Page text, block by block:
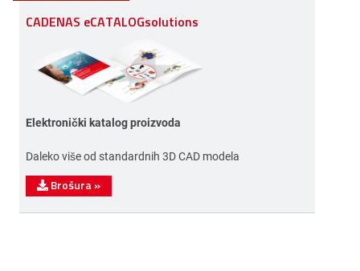
CADENAS eCATALOGsolutions
Elektronički katalog proizvoda
Daleko više od standardnih 3D CAD modela
Brošura »